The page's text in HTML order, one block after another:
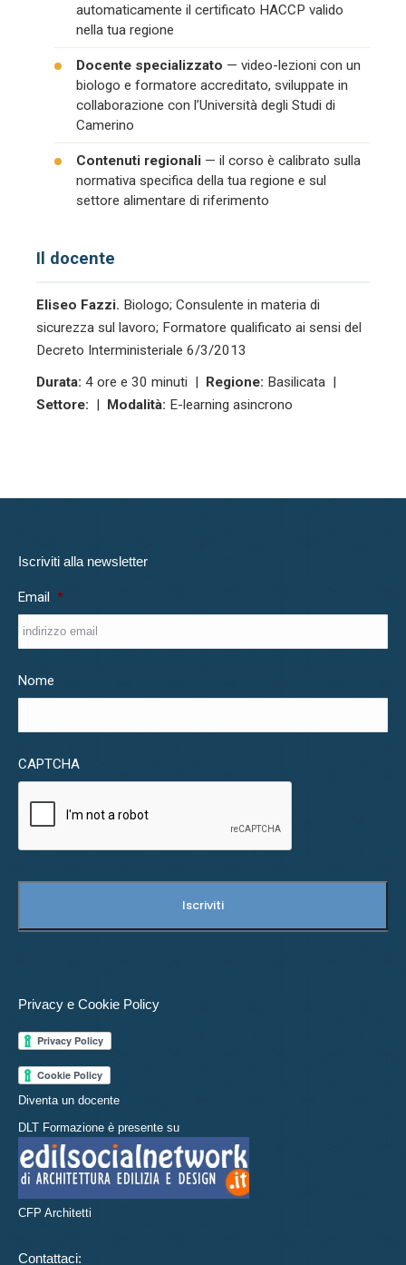
automaticamente il certificato HACCP valido
nella tua regione
Docente specializzato — video-lezioni con un
biologo e formatore accreditato, sviluppate in
collaborazione con l’Università degli Studi di
Camerino
Contenuti regionali — il corso è calibrato sulla
normativa specifica della tua regione e sul
settore alimentare di riferimento
Il docente
Eliseo Fazzi. Biologo; Consulente in materia di
sicurezza sul lavoro; Formatore qualificato ai sensi del
Decreto Interministeriale 6/3/2013
Durata: 4 ore e 30 minuti | Regione: Basilicata |
Settore: | Modalità: E-learning asincrono
Iscriviti alla newsletter
Email *
Nome
CAPTCHA
Privacy e Cookie Policy
Diventa un docente
DLT Formazione è presente su
CFP Architetti
Contattaci: